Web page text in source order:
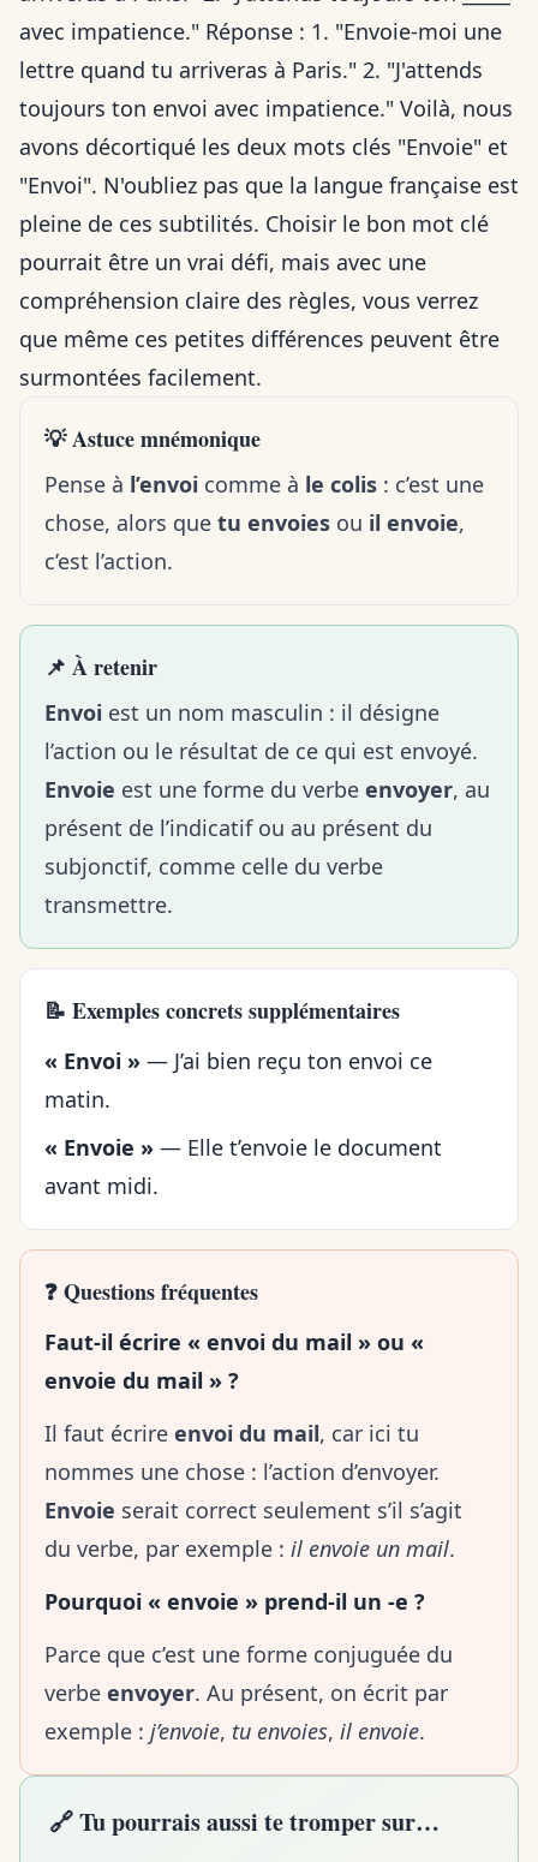
avec impatience." Réponse : 1. "Envoie-moi une
lettre quand tu arriveras à Paris." 2. "J'attends
toujours ton envoi avec impatience." Voilà, nous
avons décortiqué les deux mots clés "Envoie" et
"Envoi". N'oubliez pas que la langue française est
pleine de ces subtilités. Choisir le bon mot clé
pourrait être un vrai défi, mais avec une
compréhension claire des règles, vous verrez
que même ces petites différences peuvent être
surmontées facilement.
💡 Astuce mnémonique
Pense à l’envoi comme à le colis : c’est une
chose, alors que tu envoies ou il envoie,
c’est l’action.
📌 À retenir
Envoi est un nom masculin : il désigne
l’action ou le résultat de ce qui est envoyé.
Envoie est une forme du verbe envoyer, au
présent de l’indicatif ou au présent du
subjonctif, comme celle du verbe
transmettre.
📝 Exemples concrets supplémentaires
« Envoi » — J’ai bien reçu ton envoi ce
matin.
« Envoie » — Elle t’envoie le document
avant midi.
❓ Questions fréquentes
Faut-il écrire « envoi du mail » ou «
envoie du mail » ?
Il faut écrire envoi du mail, car ici tu
nommes une chose : l’action d’envoyer.
Envoie serait correct seulement s’il s’agit
du verbe, par exemple : il envoie un mail.
Pourquoi « envoie » prend-il un -e ?
Parce que c’est une forme conjuguée du
verbe envoyer. Au présent, on écrit par
exemple : j’envoie, tu envoies, il envoie.
🔗 Tu pourrais aussi te tromper sur…